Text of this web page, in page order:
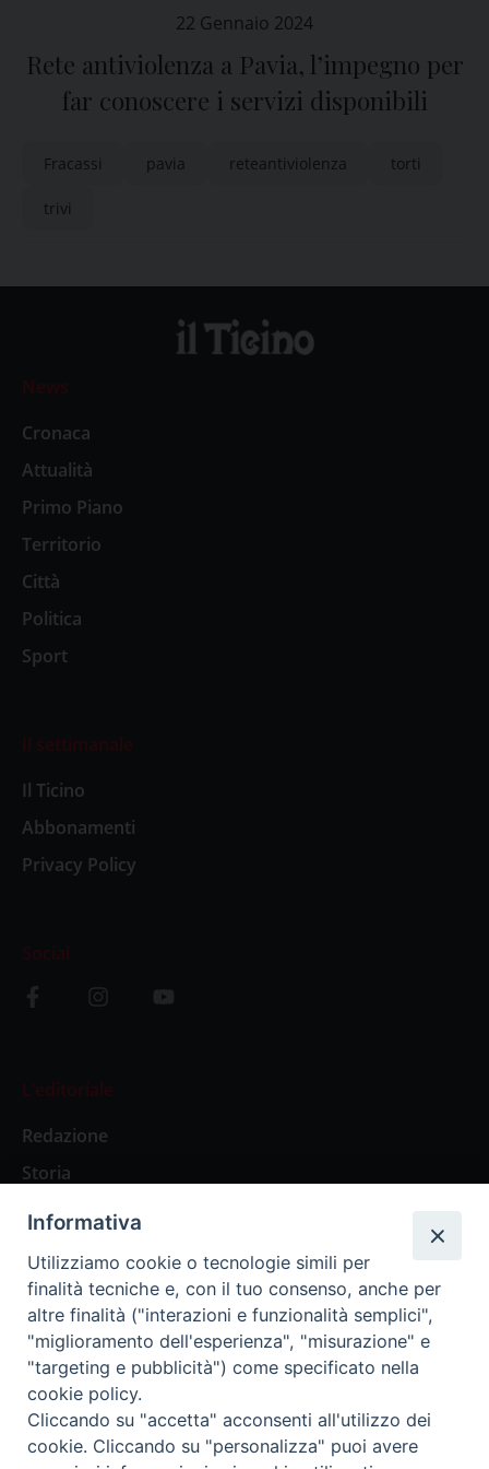
22 Gennaio 2024
Rete antiviolenza a Pavia, l’impegno per
far conoscere i servizi disponibili
Fracassi pavia reteantiviolenza torti
trivi
News
Cronaca
Attualità
Primo Piano
Territorio
Città
Politica
Sport
Il settimanale
Il Ticino
Abbonamenti
Privacy Policy
Social
L’editoriale
Redazione
Storia
Abbonamenti
Abbonamento Annuale Digitale
Abbonamento Annuale Cartaceo
Abbonamento Singola Copia Digitale
Informativa
Utilizziamo cookie o tecnologie simili per
finalità tecniche e, con il tuo consenso, anche per
altre finalità ("interazioni e funzionalità semplici",
"miglioramento dell'esperienza", "misurazione" e
"targeting e pubblicità") come specificato nella
cookie policy.
Cliccando su "accetta" acconsenti all'utilizzo dei
cookie. Cliccando su "personalizza" puoi avere